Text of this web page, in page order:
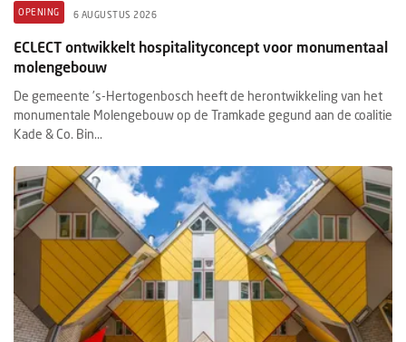
OPENING 6 AUGUSTUS 2026
ECLECT ontwikkelt hospitalityconcept voor monumentaal
molengebouw
De gemeente ’s-Hertogenbosch heeft de herontwikkeling van het
monumentale Molengebouw op de Tramkade gegund aan de coalitie
Kade & Co. Bin...